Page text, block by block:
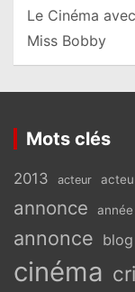
Le Cinéma
Miss Bobby
Mots clés
2013 acteur
annonce année
annonce blog
cinéma